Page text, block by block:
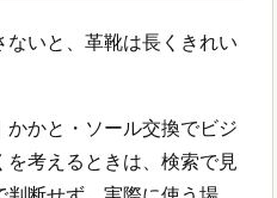
いと、革靴は長くきれい
かと・ソール交換でビジ
を考えるときは、検索で見